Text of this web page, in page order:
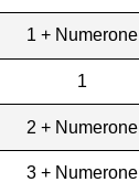
1 + Numerone
1
2 + Numerone
3 + Numerone